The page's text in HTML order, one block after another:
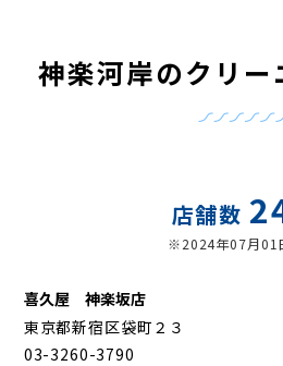
神楽河岸のクリ
店舗数
※2024年07月01
喜久屋 神楽坂店
東京都新宿区袋町２３
03-3260-3790